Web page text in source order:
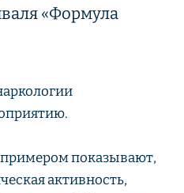
«Формула
показывают,
активность,